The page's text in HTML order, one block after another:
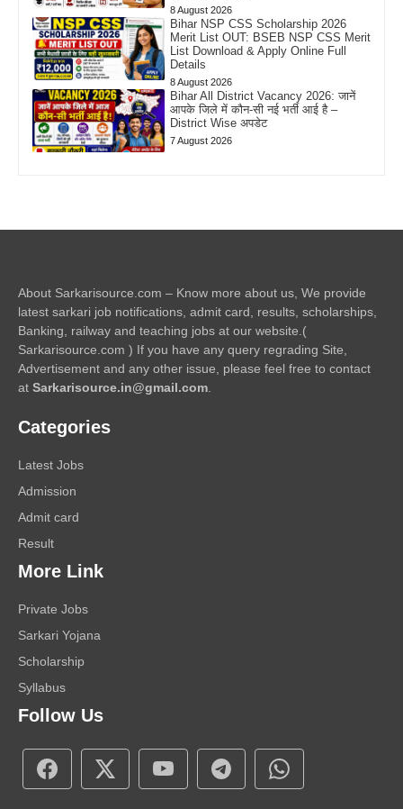
8 August 2026
Bihar NSP CSS Scholarship 2026
Merit List OUT: BSEB NSP CSS Merit
List Download & Apply Online Full
Details
8 August 2026
Bihar All District Vacancy 2026: जानें
आपके जिले में कौन-सी नई भर्ती आई है –
District Wise अपडेट
7 August 2026
About Sarkarisource.com – Know more about us, We provide
latest sarkari job notifications, admit card, results, scholarships,
Banking, railway and teaching jobs at our website.(
Sarkarisource.com ) If you have any query regrading Site,
Advertisement and any other issue, please feel free to contact
at Sarkarisource.in@gmail.com
Categories
Latest Jobs
Admission
Admit card
Result
More Link
Private Jobs
Sarkari Yojana
Scholarship
Syllabus
Follow Us